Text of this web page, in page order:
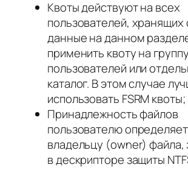
Квоты действуют на всех
пользователей, хранящих
данные на данном
применить квоту на группу
пользователей или
каталог. В этом случае
использовать FSRM квоты;
Принадлежность файлов
пользователю
владельцу (owner) файла,
в дескрипторе защиты